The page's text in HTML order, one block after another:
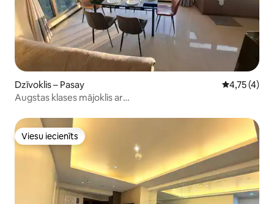
Dzīvoklis – Pasay Vidējais
4,75 (4)
Augstas klases mājoklis ar
autostāvvieta | PICC/MOA
Viesu iecienīts
Viesu iecienīts